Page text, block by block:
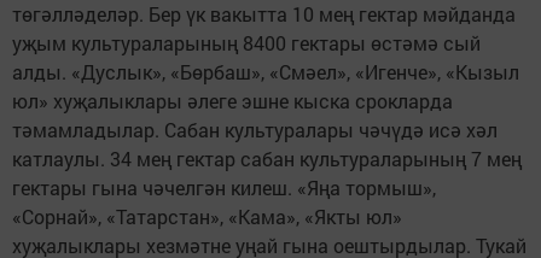
төгәлләделәр. Бер үк вакытта 10 мең гектар мәйданда
уҗым культураларының 8400 гектары өстәмә сый
алды. «Дуслык», «Бөрбаш», «Смәел», «Игенче», «Кызыл
юл» хуҗалыклары әлеге эшне кыска срокларда
тәмамладылар. Сабан культуралары чәчүдә исә хәл
катлаулы. 34 мең гектар сабан культураларының 7 мең
гектары гына чәчелгән килеш. «Яңа тормыш»,
«Сорнай», «Татарстан», «Кама», «Якты юл»
хуҗалыклары хезмәтне уңай гына оештырдылар. Тукай